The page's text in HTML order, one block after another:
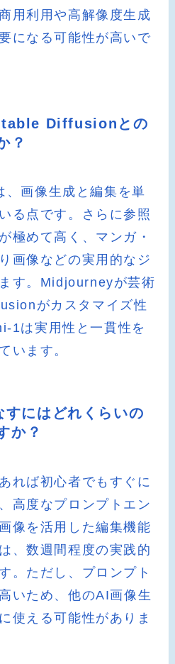
用利用や高解像度生成
になる可能性が高いで
Diffusionとの
？
画像生成と編集を単
る点です。さらに参照
極めて高く、マンガ・
画像などの実用的なジ
す。Midjourneyが芸術
がカスタマイズ性
1は実用性と一貫性を
います。
すにはどれくらいの
か？
れば初心者でもすぐに
高度なプロンプトエン
像を活用した編集機能
、数週間程度の実践的
。ただし、プロンプト
いため、他のAI画像生
使える可能性がありま